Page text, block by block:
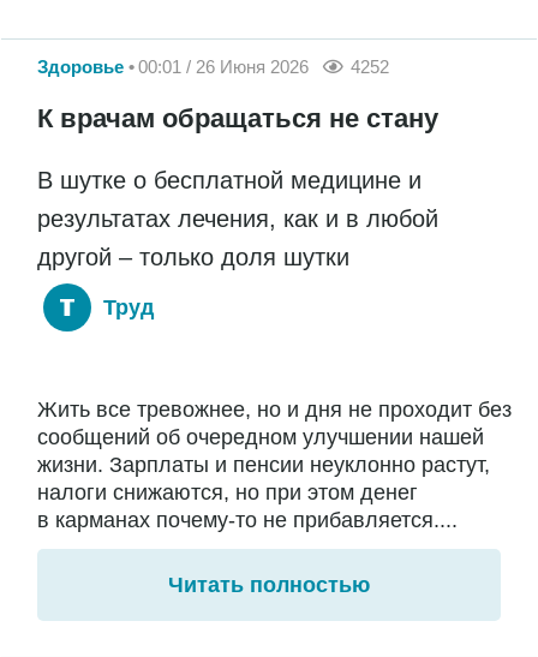
Здоровье 00:01 / 26 Июня 2026 4252
К врачам обращаться не стану
В шутке о бесплатной медицине и
результатах лечения, как и в любой
другой – только доля шутки
Труд
Жить все тревожнее, но и дня не проходит без
сообщений об очередном улучшении нашей
жизни. Зарплаты и пенсии неуклонно растут,
налоги снижаются, но при этом денег
в карманах почему-то не прибавляется....
Читать полностью